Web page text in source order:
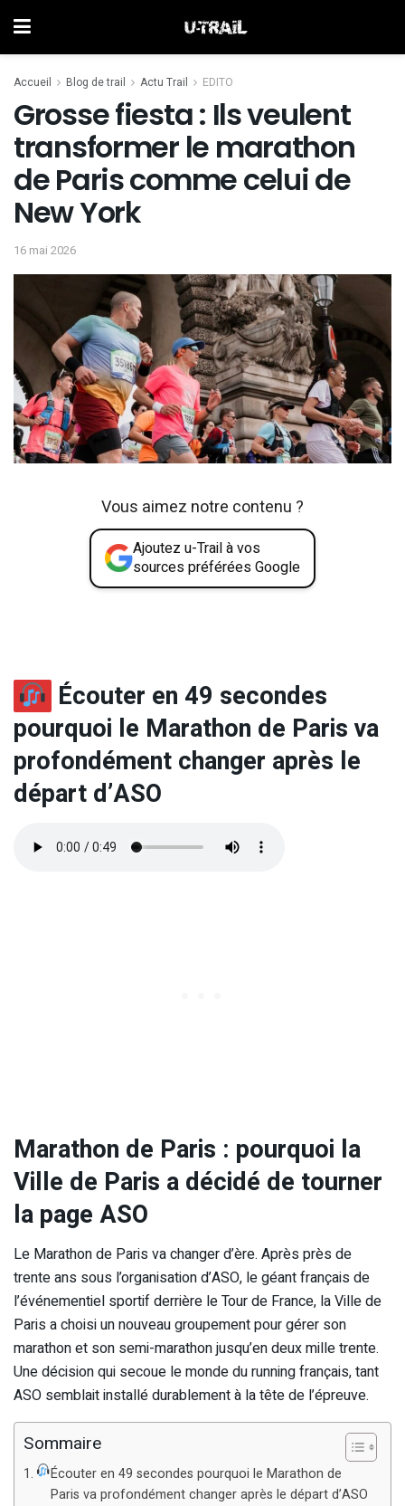
Accueil Blog de trail Actu Trail EDITO
Grosse fiesta : Ils veulent
transformer le marathon
de Paris comme celui de
New York
16 mai 2026
Vous aimez notre contenu ?
Ajoutez u-Trail à vos
sources préférées Google
Écouter en 49 secondes
pourquoi le Marathon de Paris va
profondément changer après le
départ d’ASO
Marathon de Paris : pourquoi la
Ville de Paris a décidé de tourner
la page ASO
Le Marathon de Paris va changer d’ère. Après près de
trente ans sous l’organisation d’ASO, le géant français de
l’événementiel sportif derrière le Tour de France, la Ville de
Paris a choisi un nouveau groupement pour gérer son
marathon et son semi-marathon jusqu’en deux mille trente.
Une décision qui secoue le monde du running français, tant
ASO semblait installé durablement à la tête de l’épreuve.
Sommaire
Écouter en 49 secondes pourquoi le Marathon de
Paris va profondément changer après le départ d’ASO